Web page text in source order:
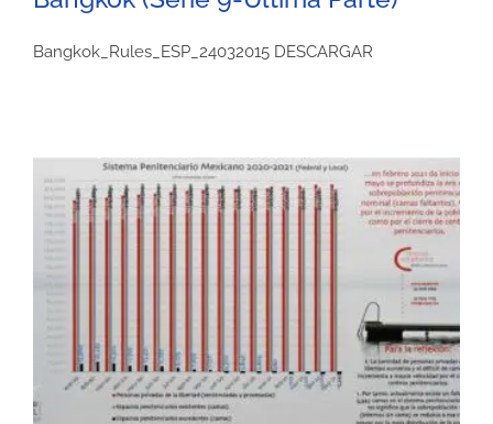
Bangkok_Rules_ESP_24032015 DESCARGAR